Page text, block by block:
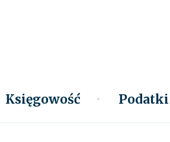
Księgowość Podatki